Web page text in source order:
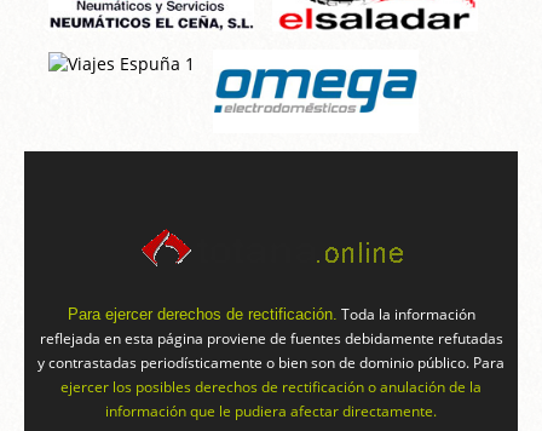
Para ejercer derechos de rectificación. Toda la información
reflejada en esta página proviene de fuentes debidamente refutadas
y contrastadas periodísticamente o bien son de dominio público. Para
ejercer los posibles derechos de rectificación o anulación de la
información que le pudiera afectar directamente.